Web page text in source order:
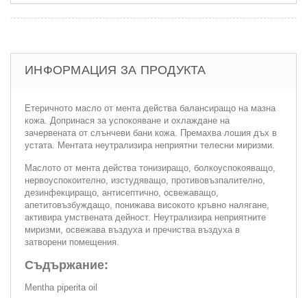
ИНФОРМАЦИЯ ЗА ПРОДУКТА
Етеричното масло от мента действа балансиращо на мазна
кожа. Допринася за успокояване и охлаждане на
зачервената от слънчеви бани кожа. Премахва лошия дъх в
устата. Ментата неутрализира неприятни телесни миризми.
Маслото от мента действа тонизиращо, болкоуспокояващо,
нервоуспокоително, изстудяващо, противовъзпалително,
дезинфекциращо, антисептично, освежаващо,
апетитовъзбуждащо, понижава високото кръвно налягане,
активира умствената дейност. Неутрализира неприятните
миризми, освежава въздуха и пречиства въздуха в
затворени помещения.
Съдържание:
Mentha piperita oil